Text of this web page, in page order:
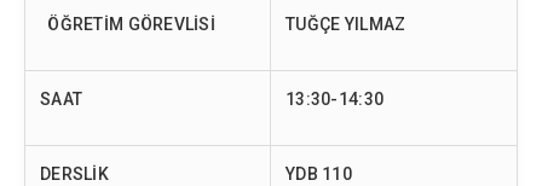
ÖĞRETİM GÖREVLİSİ TUĞÇE YILMAZ
SAAT 13:30-14:30
DERSLİK YDB 110